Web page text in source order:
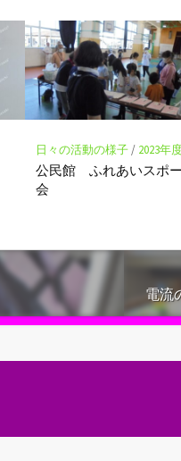
日々の活動の様子/ 2023年
公民館 ふれあいスポ
会
電流